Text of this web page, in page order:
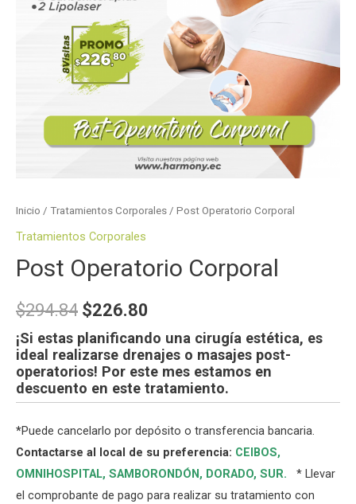
Inicio / Tratamientos Corporales / Post Operatorio Corporal
Tratamientos Corporales
Post Operatorio Corporal
$294.84 $226.80
¡Si estas planificando una cirugía estética, es
ideal realizarse drenajes o masajes post-
operatorios! Por este mes estamos en
descuento en este tratamiento.
*Puede cancelarlo por depósito o transferencia bancaria.
Contactarse al local de su preferencia: CEIBOS,
OMNIHOSPITAL, SAMBORONDÓN, DORADO, SUR.
* Llevar
el comprobante de pago para realizar su tratamiento con